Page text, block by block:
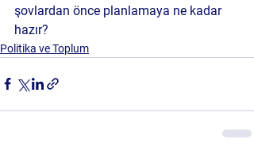
şovlardan önce planlamaya ne kadar
hazır?
Politika ve Toplum